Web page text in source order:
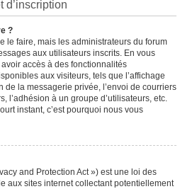
d’inscription
?
le faire, mais les administrateurs du forum
aux utilisateurs inscrits. En vous
accès à des fonctionnalités
aux visiteurs, tels que l’affichage
de la messagerie privée, l’envoi de courriers
l’adhésion à un groupe d’utilisateurs, etc.
instant, c’est pourquoi nous vous
and Protection Act ») est une loi des
aux sites internet collectant potentiellement